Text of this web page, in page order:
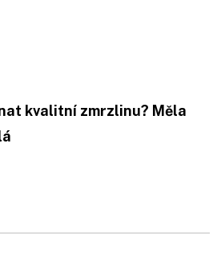
kvalitní zmrzlinu? Měla